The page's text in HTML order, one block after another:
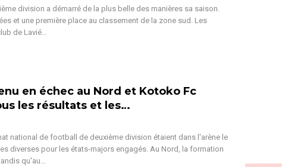
division a démarré de la plus belle des manières sa saison.
et une première place au classement de la zone sud. Les
de Lavié…
en échec au Nord et Kotoko Fc
les résultats et les…
national de football de deuxième division étaient dans l'arène le
diverses pour les états-majors engagés. Au Nord, la formation
qu'au…